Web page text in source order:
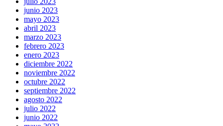
junio 2023
mayo 2023
abril 2023
marzo 2023
febrero 2023
enero 2023
diciembre 2022
noviembre 2022
octubre 2022
septiembre 2022
agosto 2022
julio 2022
junio 2022